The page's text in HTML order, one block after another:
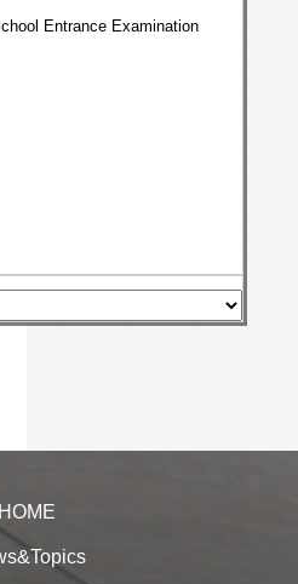
Entrance Examination
HOME